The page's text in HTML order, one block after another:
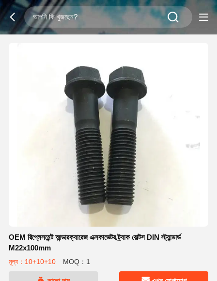
OEM রিপ্লেসমেন্ট আন্ডারক্যারেজ এক্সকাভেটর ট্র্যাক বোল্টস DIN স্ট্যান্ডার্ড
M22x100mm
মূল্য：10+10+10 MOQ：1